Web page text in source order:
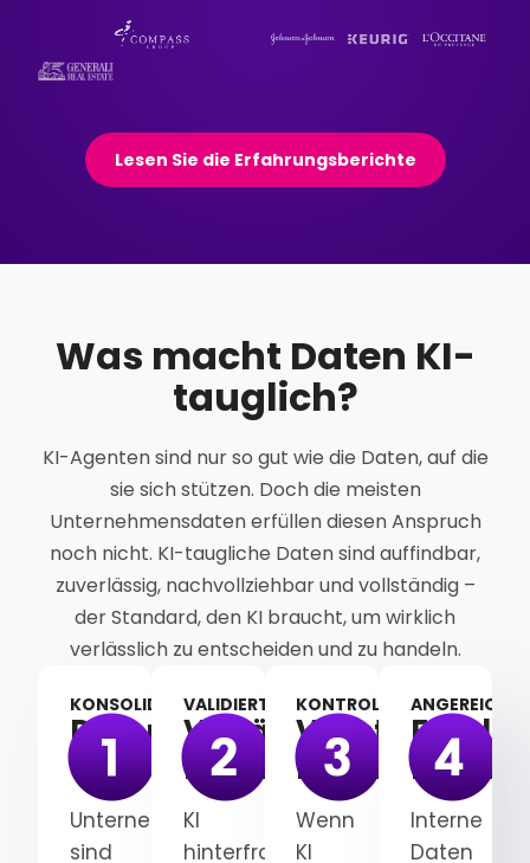
Lesen Sie die Erfahrungsberichte
Was macht Daten KI-
tauglich?
KI-Agenten sind nur so gut wie die Daten, auf die
sie sich stützen. Doch die meisten
Unternehmensdaten erfüllen diesen Anspruch
noch nicht. KI-taugliche Daten sind auffindbar,
zuverlässig, nachvollziehbar und vollständig –
der Standard, den KI braucht, um wirklich
verlässlich zu entscheiden und zu handeln.
KONSOLIDIERT
Datensilos
auflösen
Unternehmensdaten
sind
VALIDIERT
Verlässliche
Datenbasis
KI
hinterfragt
KONTROLLIERT
Vollständige
Wenn
KI
Interne
Daten